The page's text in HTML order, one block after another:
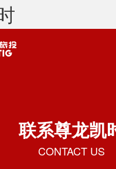
联系尊龙凯
CONTACT US